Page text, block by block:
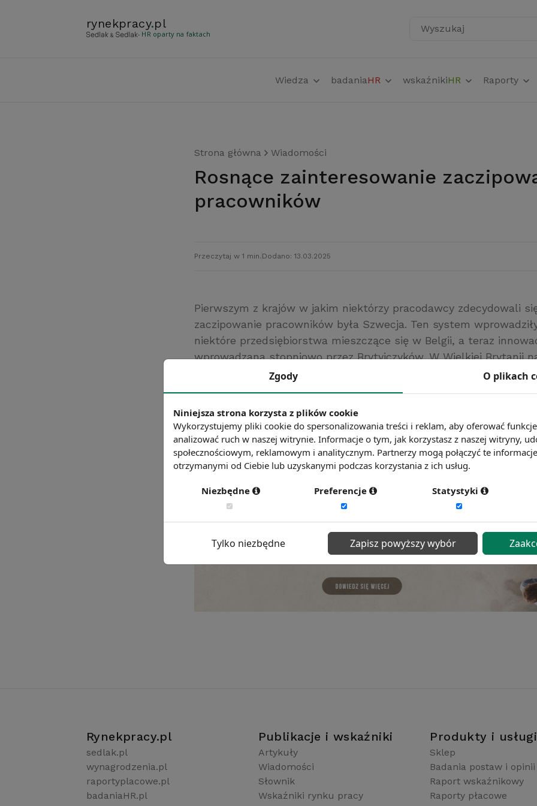
rynekpracy.pl
- HR oparty na faktach Wyszukaj
Wiedza badaniaHR wskaźnikiHR Raporty
Strona główna Wiadomości
Rosnące zainteresowanie zaczipowaniem
pracowników
Przeczytaj w 1 min. Dodano: 13.03.2025
Pierwszym z krajów w jakim niektórzy pracodawcy zdecydowali
zaczipowanie pracowników była Szwecja. Ten system
niektóre przedsiębiorstwa mieszczące się w Belgii, a teraz
wprowadzana stopniowo przez Brytyjczyków. W Wielkiej Brytanii
zaczipowanych zostało 150 osób. Dzięki nowoczesnemu
Źródło: http://www.benchmark.pl
Chcesz wiedzieć więcej?Zobacz więcej wiadomości
Rynekpracy.pl
sedlak.pl
wynagrodzenia.pl
raportyplacowe.pl
badaniaHR.pl
Publikacje i wskaźniki
Artykuły
Wiadomości
Słownik
Wskaźniki rynku pracy
Produkty i usługi
Sklep
Badania postaw i opinii
Raport wskaźnikowy
Raporty płacowe
Zgody O plikach
Niniejsza strona korzysta z plików cookie
Wykorzystujemy pliki cookie do spersonalizowania treści i reklam, aby oferować funkcje
analizować ruch w naszej witrynie. Informacje o tym, jak korzystasz z naszej witryny,
społecznościowym, reklamowym i analitycznym. Partnerzy mogą połączyć te
otrzymanymi od Ciebie lub uzyskanymi podczas korzystania z ich usług.
Niezbędne Preferencje Statystyki
Tylko niezbędne Zapisz powyższy wybór